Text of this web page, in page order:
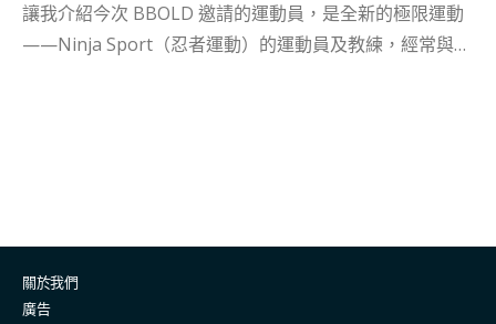
讓我介紹今次 BBOLD 邀請的運動員，是全新的極限運動
——Ninja Sport（忍者運動）的運動員及教練，經常與隊
Ninja League Championships 2024 和澳洲 Ninja World
關於我們
廣告